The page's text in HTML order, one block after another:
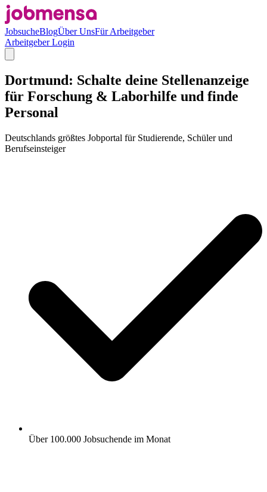
JobsucheBlogÜber UnsFür Arbeitgeber
Arbeitgeber Login
Dortmund: Schalte deine Stellenanzeige
für Forschung & Laborhilfe und finde
Personal
Deutschlands größtes Jobportal für Studierende, Schüler und
Berufseinsteiger
Über 100.000 Jobsuchende im Monat